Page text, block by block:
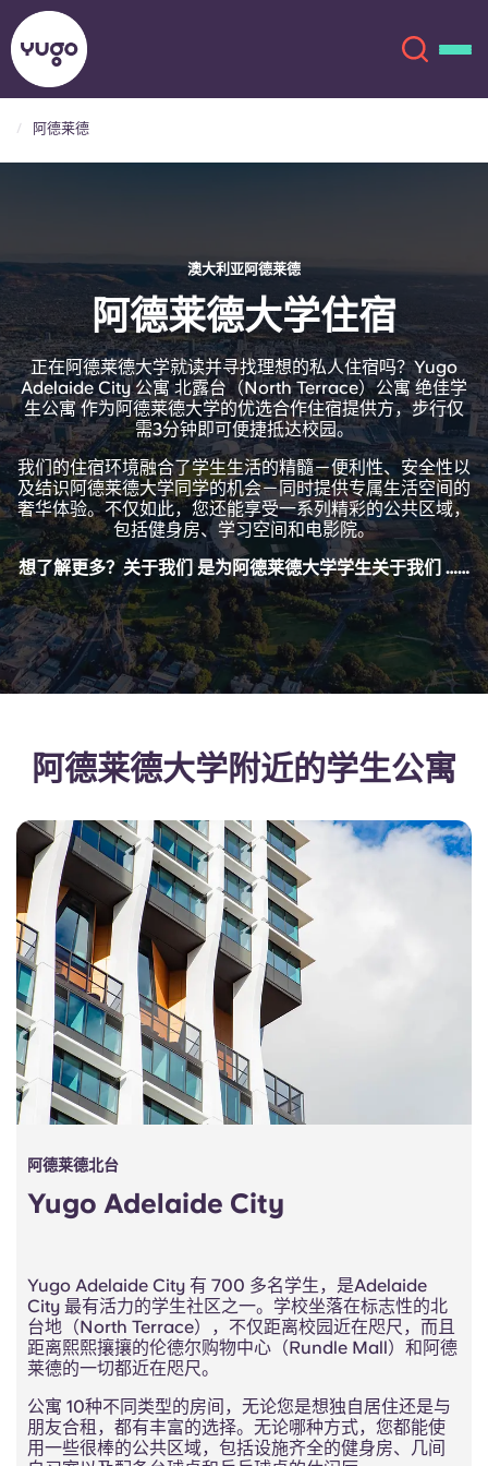
更多
账户 语言
English (GB)
English (US)
Chinese
Español
Italian
French
Portuguese
选择一个国家
选择一个城市
选择一间公寓
登录
立即预订
Català Deutsch
Italian French
Portuguese
阿德莱德
澳大利亚阿德莱德
阿德莱德大学住宿
正在阿德莱德大学就读并寻找理想的私人住宿吗？Yugo
Adelaide City 公寓 北露台（North Terrace）公寓 绝佳学
生公寓 作为阿德莱德大学的优选合作住宿提供方，步行仅
需3分钟即可便捷抵达校园。
我们的住宿环境融合了学生生活的精髓－便利性、安全性以
及结识阿德莱德大学同学的机会－同时提供专属生活空间的
奢华体验。不仅如此，您还能享受一系列精彩的公共区域，
包括健身房、学习空间和电影院。
想了解更多？关于我们 是为阿德莱德大学学生关于我们 ……
阿德莱德大学附近的学生公寓
阿德莱德北台
Yugo Adelaide City
Yugo Adelaide City 有 700 多名学生，是Adelaide
City 最有活力的学生社区之一。学校坐落在标志性的北
台地（North Terrace），不仅距离校园近在咫尺，而且
距离熙熙攘攘的伦德尔购物中心（Rundle Mall）和阿德
莱德的一切都近在咫尺。
公寓 10种不同类型的房间，无论您是想独自居住还是与
朋友合租，都有丰富的选择。无论哪种方式，您都能使
用一些很棒的公共区域，包括设施齐全的健身房、几间